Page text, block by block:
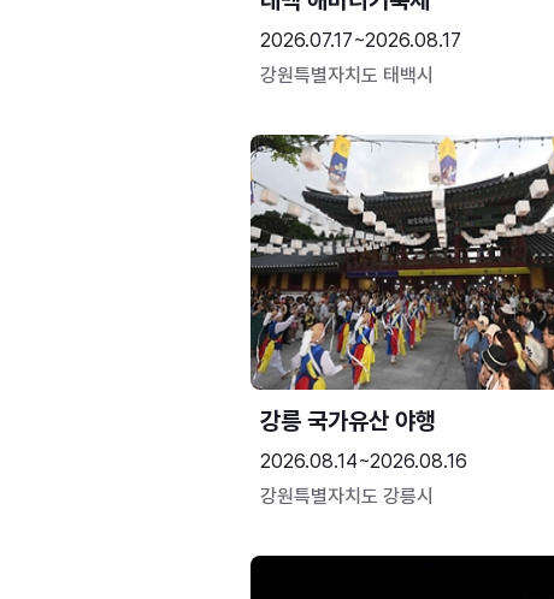
2026.07.17~2026.08.17
강원특별자치도 태백시
강릉 국가유산 야행
2026.08.14~2026.08.16
강원특별자치도 강릉시